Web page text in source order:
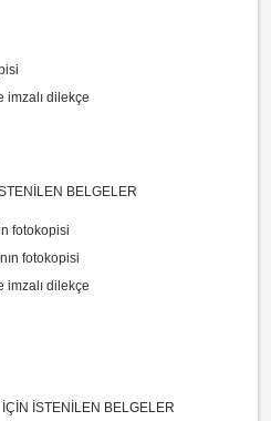
imzalı dilekçe
BELGELER
fotokopisi
fotokopisi
imzalı dilekçe
İSTENİLEN BELGELER